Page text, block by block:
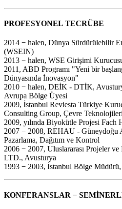
PROFESYONEL TECRÜBE
2014 − halen, Dünya Sürdürülebilir
(WSEIN)
2013 − halen, WSE Girişimi
2011, ABD Programı "Yeni bir
Dünyasında İnovasyon"
2010 − halen, DEİK - DTİK,
Avrupa Bölge Üyesi
2009, İstanbul Reviesta Türkiye
Consulting Group, Çevre
2009, yılında Biyokütle Projesi Fach
2007 − 2008, REHAU - Güneydoğu
Pazarlama, Dağıtım ve Kontrol
2006 − 2007, Uluslararası Projeler
LTD., Avusturya
1993 − 2003, İstanbul Bölge Müdürü,
KONFERANSLAR −